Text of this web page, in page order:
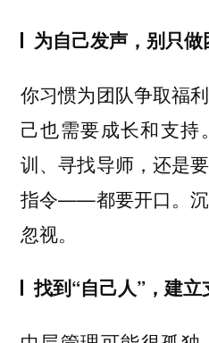
为自己发声，别只
你习惯为团队争取福
己也需要成长和支
训、寻找导师，还是
指令——都要开口。
忽视。
找到“自己人”，建立